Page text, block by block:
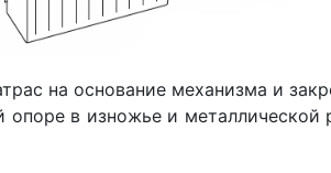
на основание механизма и
опоре в изножье и металлической